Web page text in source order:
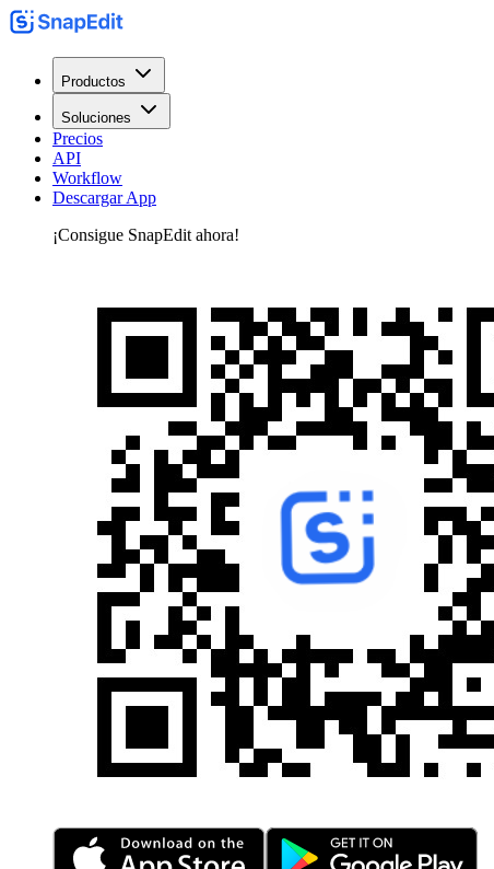
Productos
Soluciones
Precios
API
Workflow
Descargar App
¡Consigue SnapEdit ahora!